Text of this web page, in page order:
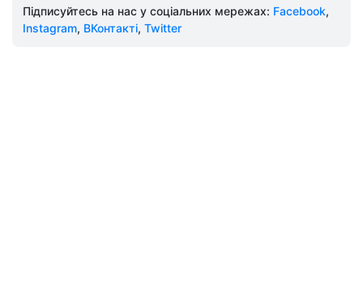
Підписуйтесь на нас у соціальних мережах: Facebook,
Instagram, ВКонтакті, Twitter